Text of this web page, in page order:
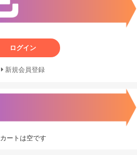
ログイン
新規会員登録
カートは空です